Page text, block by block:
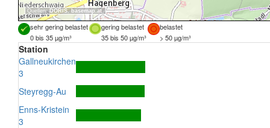
Quellen: DORIS,basemap.at
sehr gering belastet gering belastet
belastet
0 bis 35 µg/m³
35 bis 50 µg/m³ > 50 µg/m³
Station
Gallneukirchen
3
Steyregg-Au
Enns-Kristein
3